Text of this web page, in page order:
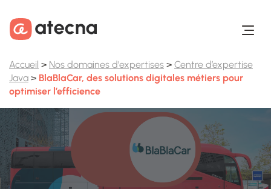
Accueil > Nos domaines d'expertises > Centre d’expertise
Java > BlaBlaCar, des solutions digitales métiers pour
optimiser l’efficience